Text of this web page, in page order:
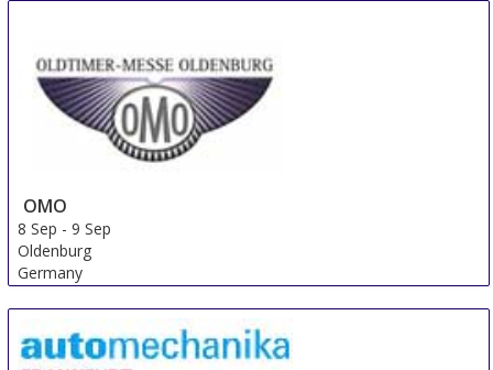
OMO
8 Sep -9 Sep
Oldenburg
Germany